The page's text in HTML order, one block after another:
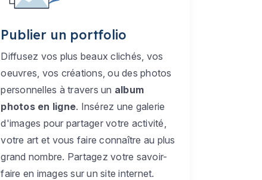
Publier un portfolio
Diffusez vos plus beaux clichés, vos
oeuvres, vos créations, ou des photos
personnelles à travers un album
photos en ligne. Insérez une galerie
d'images pour partager votre activité,
votre art et vous faire connaître au plus
grand nombre. Partagez votre savoir-
faire en images sur un site internet.